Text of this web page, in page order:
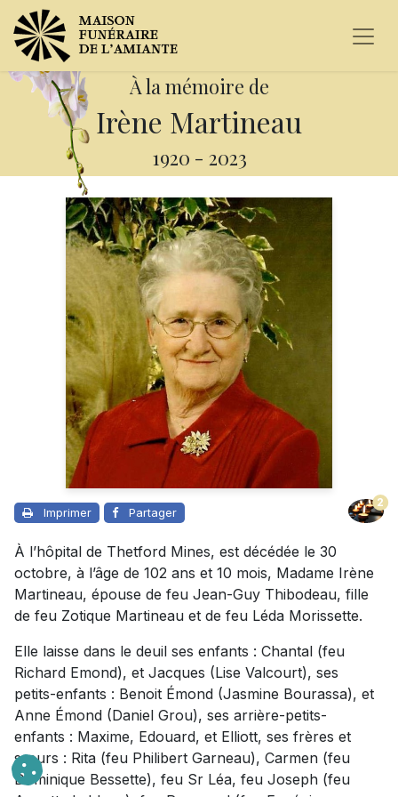
À la mémoire de
Irène Martineau
1920 - 2023
Imprimer Partager
2
À l’hôpital de Thetford Mines, est décédée le 30
octobre, à l’âge de 102 ans et 10 mois, Madame Irène
Martineau, épouse de feu Jean-Guy Thibodeau, fille
de feu Zotique Martineau et de feu Léda Morissette.
Elle laisse dans le deuil ses enfants : Chantal (feu
Richard Emond), et Jacques (Lise Valcourt), ses
petits-enfants : Benoit Émond (Jasmine Bourassa), et
Anne Émond (Daniel Grou), ses arrière-petits-
enfants : Maxime, Edouard, et Elliott, ses frères et
sœurs : Rita (feu Philibert Garneau), Carmen (feu
Dominique Bessette), feu Sr Léa, feu Joseph (feu